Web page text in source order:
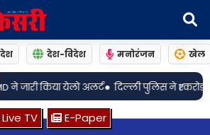
देश-विदेश मनोरंजन खेल
दिल्ली पुलिस ने ₹1 करोड़ से ज्यादा की 2.82 लाख
Live TV E-Paper